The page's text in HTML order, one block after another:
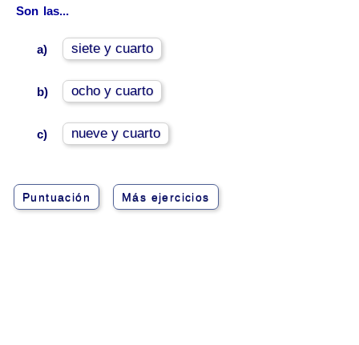
Son las...
a) siete y cuarto
b) ocho y cuarto
c) nueve y cuarto
Puntuación Más ejercicios